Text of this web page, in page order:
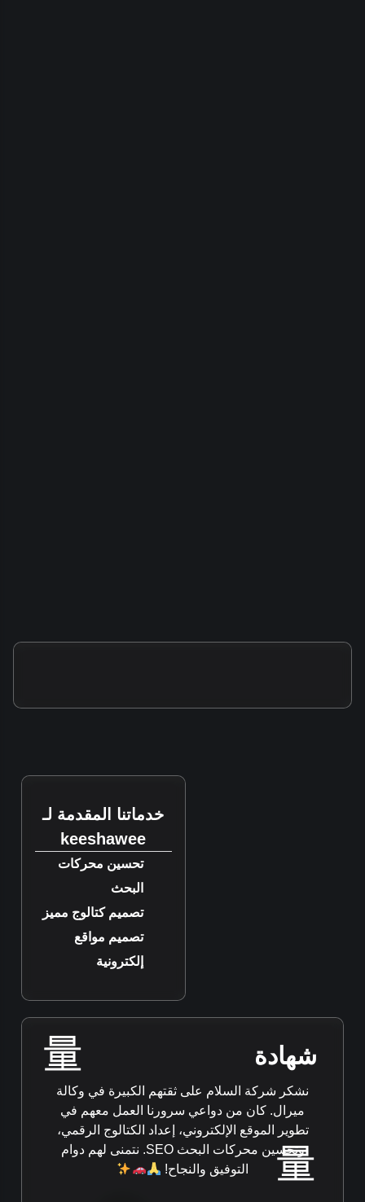
شهادة
نشكر شركة السلام على ثقتهم الكبيرة في وكالة
ميرال. كان من دواعي سرورنا العمل معهم في
تطوير الموقع الإلكتروني، إعداد الكتالوج الرقمي،
وتحسين محركات البحث SEO. نتمنى لهم دوام
التوفيق والنجاح!
خدماتنا المقدمة لـ
keeshawee
تحسين محركات
البحث
تصميم كتالوج مميز
تصميم مواقع
إلكترونية